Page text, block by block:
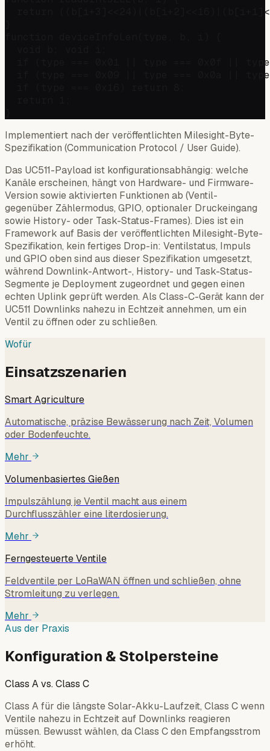
return
if (type === 0x01 || type === 0x0f ||
if (type === 0x09 || type === 0x0a ||
Implementiert nach der veröffentlichten Milesight-Byte-
Spezifikation (Communication Protocol / User Guide).
Das UC511-Payload ist konfigurationsabhängig: welche
Kanäle erscheinen, hängt von Hardware- und Firmware-
Version sowie aktivierten Funktionen ab (Ventil-
gegenüber Zählermodus, GPIO, optionaler Druckeingang
sowie History- oder Task-Status-Frames). Dies ist ein
Framework auf Basis der veröffentlichten Milesight-Byte-
Spezifikation, kein fertiges Drop-in: Ventilstatus, Impuls
und GPIO oben sind aus dieser Spezifikation umgesetzt,
während Downlink-Antwort-, History- und Task-Status-
Segmente je Deployment zugeordnet und gegen einen
echten Uplink geprüft werden. Als Class-C-Gerät kann der
UC511 Downlinks nahezu in Echtzeit annehmen, um ein
Ventil zu öffnen oder zu schließen.
Wofür
Einsatzszenarien
Smart Agriculture
Automatische, präzise Bewässerung nach Zeit, Volumen
oder Bodenfeuchte.
Mehr
Volumenbasiertes Gießen
Impulszählung je Ventil macht aus einem
Durchflusszähler eine literdosierung.
Mehr
Ferngesteuerte Ventile
Feldventile per LoRaWAN öffnen und schließen, ohne
Stromleitung zu verlegen.
Mehr
Aus der Praxis
Konfiguration & Stolpersteine
Class A vs. Class C
Class A für die längste Solar-Akku-Laufzeit, Class C wenn
Ventile nahezu in Echtzeit auf Downlinks reagieren
müssen. Bewusst wählen, da Class C den Empfangsstrom
erhöht.